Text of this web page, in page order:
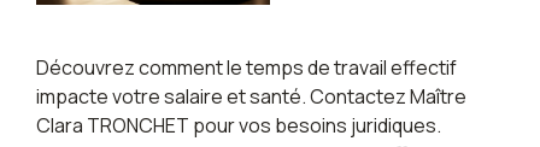
Découvrez comment le temps de travail effectif
impacte votre salaire et santé. Contactez Maître
Clara TRONCHET pour vos besoins juridiques.